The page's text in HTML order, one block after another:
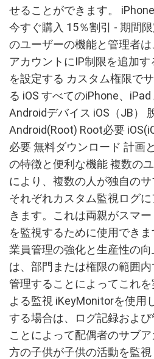
せることができます。
今すぐ購入 15％割引 - 期間
のユーザーの機能と管理者
アカウントにIP制限を追加
を設定する カスタム権限で
る iOS すべてのiPhone、
Androidデバイス iOS（JB）
Android(Root) Root必要
必要 無料ダウンロード 計画
の特徴と便利な機能 複数の
により、複数の人が独自のサ
それぞれカスタム監視ログ
きます。これは両親がスマ
を監視するために使用でき
業員管理の強化と生産性の
は、部門または権限の範囲
管理することによってこれ
よる監視 iKeyMonitorを使用
する場合は、ログ記録およ
ことによって配偶者のサブ
方の子供が子供の活動を監